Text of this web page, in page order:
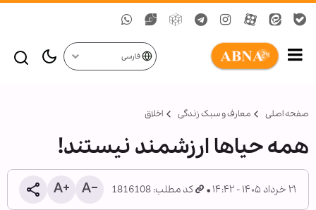
فارسی
صفحه اصلی معارف و سبک زندگی اخلاق
همه حیاها ارزشمند نیستند!
۲۱ خرداد ۱۴۰۵ - ۱۴:۴۲ کد مطلب: 1816108